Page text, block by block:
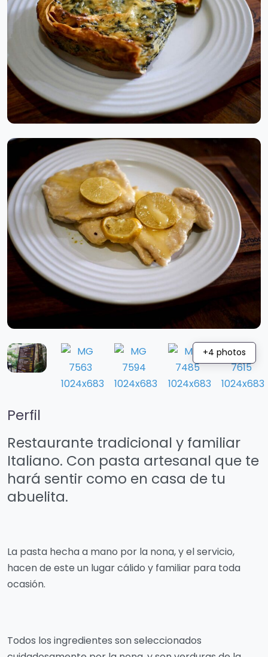
+4 photos
Perfil
Restaurante tradicional y familiar
Italiano. Con pasta artesanal que te
hará sentir como en casa de tu
abuelita.
La pasta hecha a mano por la nona, y el servicio,
hacen de este un lugar cálido y familiar para toda
ocasión.
Todos los ingredientes son seleccionados